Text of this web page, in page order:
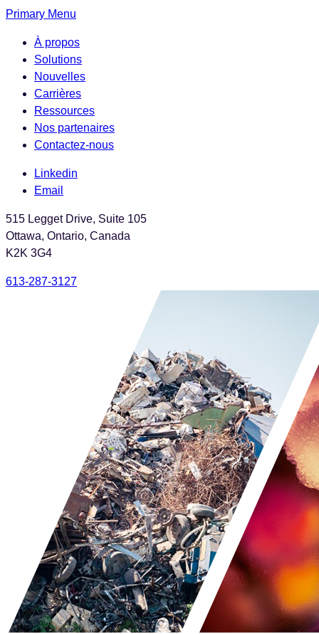
Skip
content
Primary Menu
À propos
Solutions
Nouvelles
Carrières
Ressources
Nos partenaires
Contactez-nous
Linkedin
Email
515 Legget Drive, Suite 105
Ottawa, Ontario, Canada
K2K 3G4
613-287-3127